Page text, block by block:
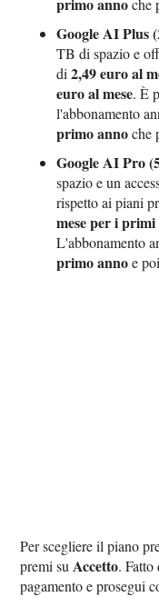
che
Google AI Plus
TB di spazio e
di2,49 euro al
euro al mese. È
l'abbonamento
primo annoche
Google AI Pro
spazio e un
rispetto ai piani
mese per i
L'abbonamento
primo annoe
Per scegliere il piano
premi su Accetto. Fatto
pagamento e prosegui